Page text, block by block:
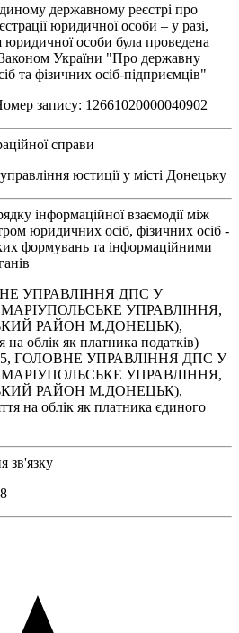
державному реєстрі про
юридичної особи – у разі,
юридичної особи була проведена
України "Про державну
та фізичних осіб-підприємців"
запису: 12661020000040902
справи
юстиції у місті Донецьку
інформаційної взаємодії між
юридичних осіб, фізичних осіб -
формувань та інформаційними
УПРАВЛІННЯ ДПС У
УПРАВЛІННЯ,
РАЙОН М.ДОНЕЦЬК),
на облік як платника податків)
ГОЛОВНЕ УПРАВЛІННЯ ДПС У
УПРАВЛІННЯ,
РАЙОН М.ДОНЕЦЬК),
на облік як платника єдиного
зв'язку